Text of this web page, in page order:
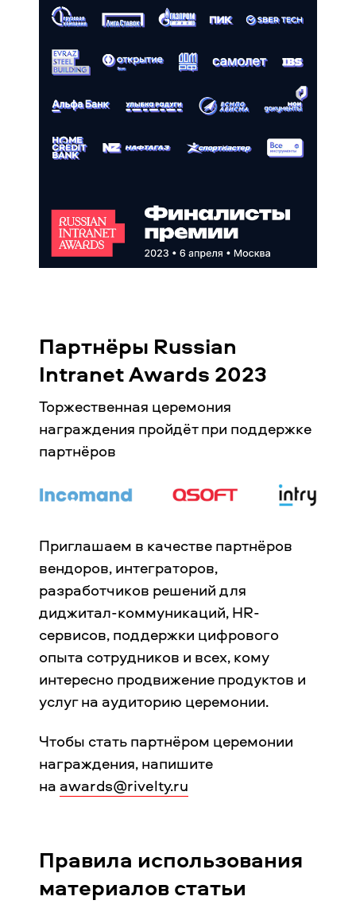
Партнёры Russian
Intranet Awards 2023
Торжественная церемония
награждения пройдёт при поддержке
партнёров
Приглашаем в качестве партнёров
вендоров, интеграторов,
разработчиков решений для
диджитал-коммуникаций, HR-
сервисов, поддержки цифрового
опыта сотрудников и всех, кому
интересно продвижение продуктов и
услуг на аудиторию церемонии.
Чтобы стать партнёром церемонии
награждения, напишите
на awards@rivelty.ru
Правила использования
материалов статьи